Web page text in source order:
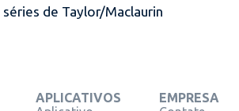
séries de Taylor/Maclaurin
APLICATIVOS
EMPRESA